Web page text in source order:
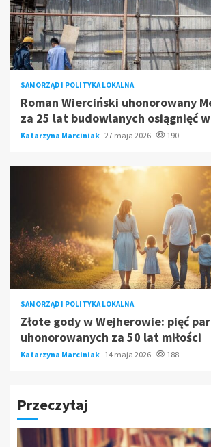
SAMORZĄD I POLITYKA LOKALNA
Roman Wierciński uhonorowany
za 25 lat budowlanych osiągnięć
Katarzyna Marciniak 27 maja 2026 190
SAMORZĄD I POLITYKA LOKALNA
Złote gody w Wejherowie: pięć par
uhonorowanych za 50 lat miłości
Katarzyna Marciniak 14 maja 2026 188
Przeczytaj